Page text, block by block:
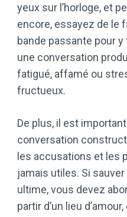
yeux sur l’horloge, et
encore, essayez de le
bande passante pour y
une conversation
fatigué, affamé ou
fructueux.
De plus, il est
conversation
les accusations et les
jamais utiles. Si
ultime, vous devez
partir d’un lieu